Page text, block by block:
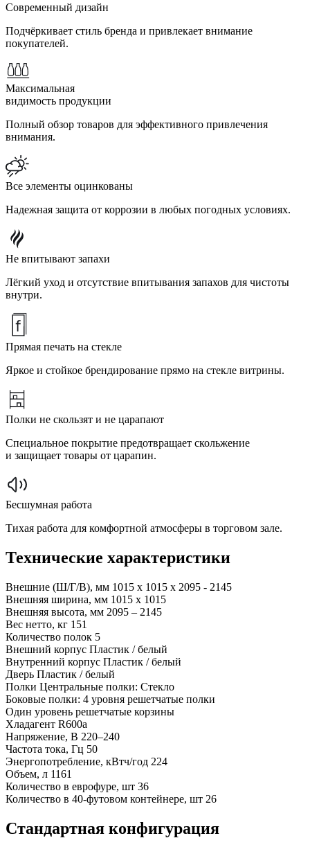
Современный дизайн
Подчёркивает стиль бренда и привлекает внимание
покупателей.
Максимальная
видимость продукции
Полный обзор товаров для эффективного привлечения
внимания.
Все элементы оцинкованы
Надежная защита от коррозии в любых погодных условиях.
Не впитывают запахи
Лёгкий уход и отсутствие впитывания запахов для чистоты
внутри.
Прямая печать на стекле
Яркое и стойкое брендирование прямо на стекле витрины.
Полки не скользят и не царапают
Специальное покрытие предотвращает скольжение
и защищает товары от царапин.
Бесшумная работа
Тихая работа для комфортной атмосферы в торговом зале.
Технические характеристики
Внешние (Ш/Г/В), мм 1015 x 1015 x 2095 - 2145
Внешняя ширина, мм 1015 x 1015
Внешняя высота, мм 2095 – 2145
Вес нетто, кг 151
Количество полок 5
Внешний корпус Пластик / белый
Внутренний корпус Пластик / белый
Дверь Пластик / белый
Полки Центральные полки: Стекло
Боковые полки: 4 уровня решетчатые полки
Один уровень решетчатые корзины
Хладагент R600a
Напряжение, В 220–240
Частота тока, Гц 50
Энергопотребление, кВтч/год 224
Объем, л 1161
Количество в еврофуре, шт 36
Количество в 40-футовом контейнере, шт 26
Стандартная конфигурация